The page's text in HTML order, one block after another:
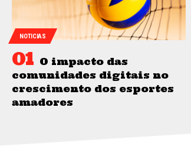
NOTICIAS
O impacto das
comunidades digitais no
crescimento dos esportes
amadores